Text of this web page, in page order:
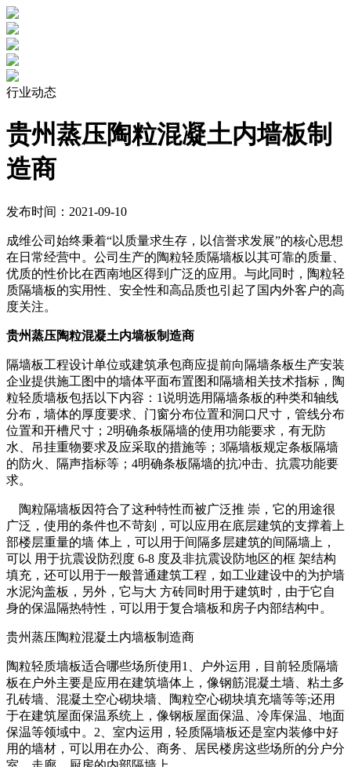
行业动态
贵州蒸压陶粒混凝土内墙板制
造商
发布时间：2021-09-10
成维公司始终秉着“以质量求生存，以信誉求发展”的核心思想
在日常经营中。公司生产的陶粒轻质隔墙板以其可靠的质量、
优质的性价比在西南地区得到广泛的应用。与此同时，陶粒轻
质隔墙板的实用性、安全性和高品质也引起了国内外客户的高
度关注。
贵州蒸压陶粒混凝土内墙板制造商
隔墙板工程设计单位或建筑承包商应提前向隔墙条板生产安装
企业提供施工图中的墙体平面布置图和隔墙相关技术指标，陶
粒轻质墙板包括以下内容：1说明选用隔墙条板的种类和轴线
分布，墙体的厚度要求、门窗分布位置和洞口尺寸，管线分布
位置和开槽尺寸；2明确条板隔墙的使用功能要求，有无防
水、吊挂重物要求及应采取的措施等；3隔墙板规定条板隔墙
的防火、隔声指标等；4明确条板隔墙的抗冲击、抗震功能要
求。
陶粒隔墙板因符合了这种特性而被广泛推 崇，它的用途很
广泛，使用的条件也不苛刻，可以应用在底层建筑的支撑着上
部楼层重量的墙 体上，可以用于间隔多层建筑的间隔墙上，
可以 用于抗震设防烈度 6-8 度及非抗震设防地区的框 架结构
填充，还可以用于一般普通建筑工程，如工业建设中的为护墙
水泥沟盖板，另外，它与大 方砖同时用于建筑时，由于它自
身的保温隔热特性，可以用于复合墙板和房子内部结构中。
贵州蒸压陶粒混凝土内墙板制造商
陶粒轻质墙板适合哪些场所使用1、户外运用，目前轻质隔墙
板在户外主要是应用在建筑墙体上，像钢筋混凝土墙、粘土多
孔砖墙、混凝土空心砌块墙、陶粒空心砌块填充墙等等;还用
于在建筑屋面保温系统上，像钢板屋面保温、冷库保温、地面
保温等领域中。2、室内运用，轻质隔墙板还是室内装修中好
用的墙材，可以用在办公、商务、居民楼房这些场所的分户分